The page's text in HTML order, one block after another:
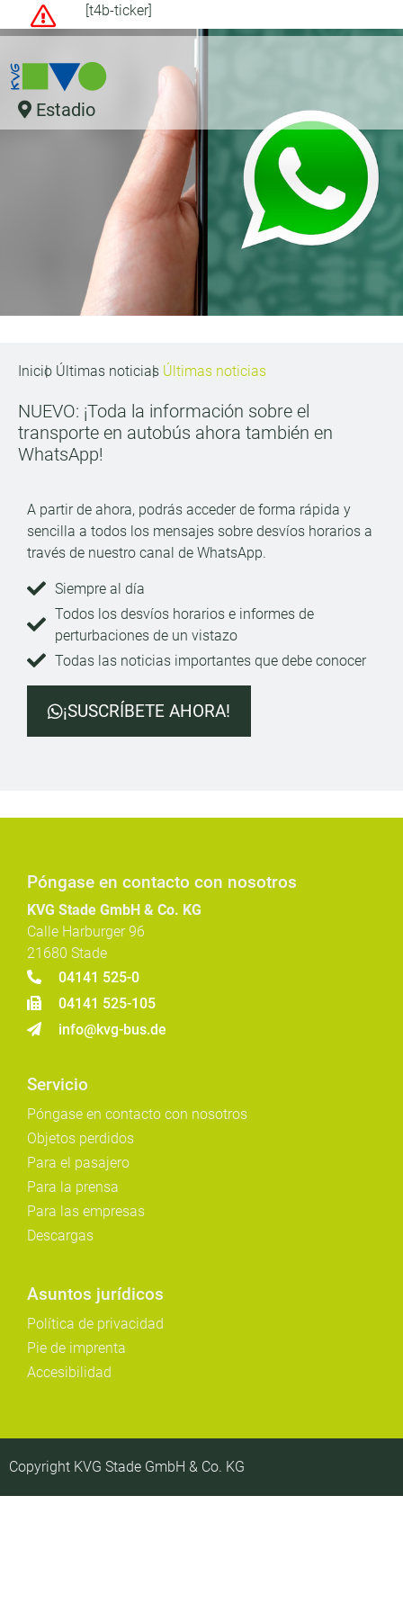
[t4b-ticker]
Estadio
Inicio Últimas noticias Últimas noticias
NUEVO: ¡Toda la información sobre el
transporte en autobús ahora también en
WhatsApp!
A partir de ahora, podrás acceder de forma rápida y
sencilla a todos los mensajes sobre desvíos horarios a
través de nuestro canal de WhatsApp.
Siempre al día
Todos los desvíos horarios e informes de
perturbaciones de un vistazo
Todas las noticias importantes que debe conocer
¡SUSCRÍBETE AHORA!
Póngase en contacto con nosotros
KVG Stade GmbH & Co. KG
Calle Harburger 96
21680 Stade
04141 525-0
04141 525-105
info@kvg-bus.de
Servicio
Póngase en contacto con nosotros
Objetos perdidos
Para el pasajero
Para la prensa
Para las empresas
Descargas
Asuntos jurídicos
Política de privacidad
Pie de imprenta
Accesibilidad
Copyright KVG Stade GmbH & Co. KG